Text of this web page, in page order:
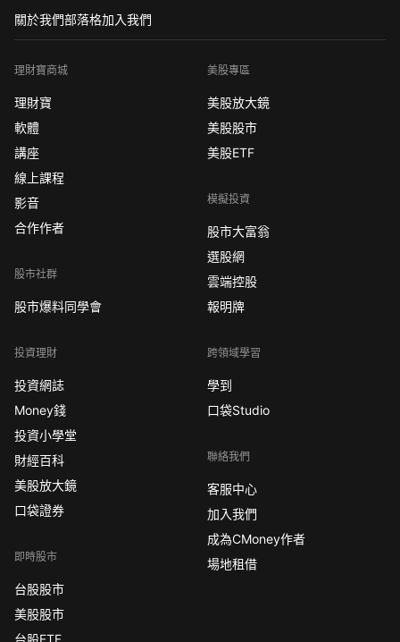
關於我們部落格加入我們
理財寶商城
理財寶
軟體
講座
線上課程
影音
合作作者
股市社群
股市爆料同學會
投資理財
投資網誌
Money錢
投資小學堂
財經百科
美股放大鏡
口袋證券
即時股市
台股股市
美股股市
台股ETF
美股專區
美股放大鏡
美股股市
美股ETF
模擬投資
股市大富翁
選股網
雲端控股
報明牌
跨領域學習
學到
口袋Studio
聯絡我們
客服中心
加入我們
成為CMoney作者
場地租借